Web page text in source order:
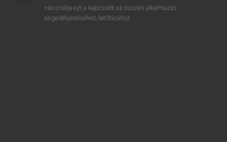
standard-bearer
standardization
Használja ezt a kapcsolót az összes alkalmazás
engedélyezéséhez/letiltásához.